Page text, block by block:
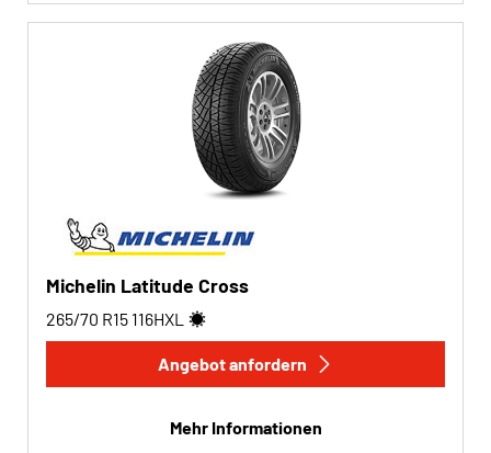
Michelin Latitude Cross
265/70 R15 116HXL
Angebot anfordern
Mehr Informationen